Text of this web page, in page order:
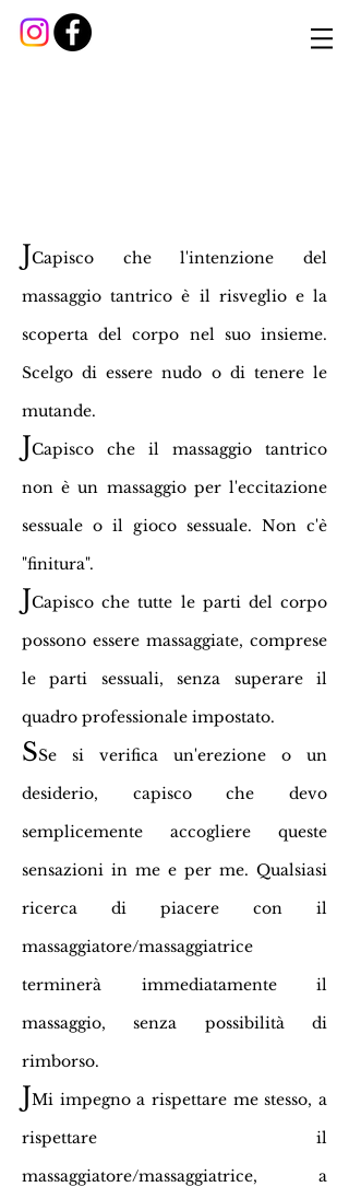
JCapisco che l'intenzione del
massaggio tantrico è il risveglio e la
scoperta del corpo nel suo insieme.
Scelgo di essere nudo o di tenere le
mutande.
JCapisco che il massaggio tantrico
non è un massaggio per l'eccitazione
sessuale o il gioco sessuale. Non c'è
"finitura".
JCapisco che tutte le parti del corpo
possono essere massaggiate, comprese
le parti sessuali, senza superare il
quadro professionale impostato.
SSe si verifica un'erezione o un
desiderio, capisco che devo
semplicemente accogliere queste
sensazioni in me e per me. Qualsiasi
ricerca di piacere con il
massaggiatore/massaggiatrice
terminerà immediatamente il
massaggio, senza possibilità di
rimborso.
JMi impegno a rispettare me stesso, a
rispettare il
massaggiatore/massaggiatrice, a